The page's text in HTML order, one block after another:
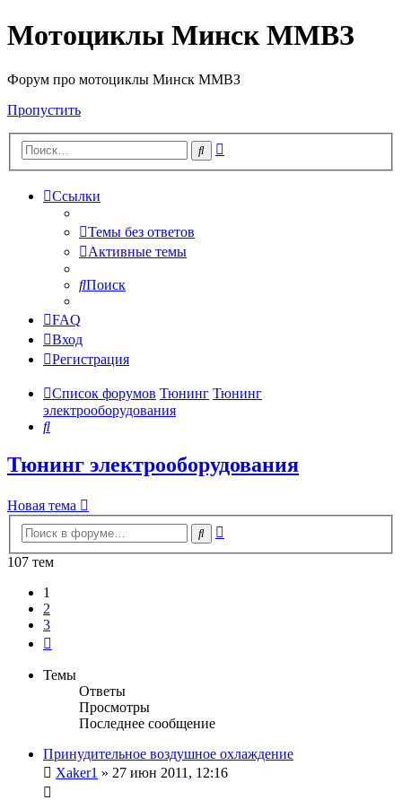
Мотоциклы Минск ММВЗ
Форум про мотоциклы Минск ММВЗ
Пропустить
Поиск
Ссылки
Темы без ответов
Активные темы
Поиск
FAQ
Вход
Регистрация
Список форумов Тюнинг Тюнинг
электрооборудования
Поиск
Тюнинг электрооборудования
Новая тема
Поиск
107 тем
1
2
3
Темы
Ответы
Просмотры
Последнее сообщение
Принудительное воздушное охлаждение
Xaker1 » 27 июн 2011, 12:16